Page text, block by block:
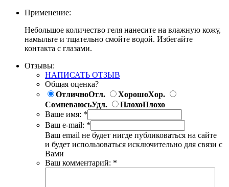
Применение:
Небольшое количество геля нанесите на влажную кожу,
намыльте и тщательно смойте водой. Избегайте
контакта с глазами.
Отзывы:
НАПИСАТЬ ОТЗЫВ
Общая оценка?
ОтличноОтл. ХорошоХор.
СомневаюсьУдл. ПлохоПлохо
Ваше имя: *
Ваш e-mail: *
Ваш email не будет нигде публиковаться на сайте
и будет использоваться исключительно для связи с
Вами
Ваш комментарий: *